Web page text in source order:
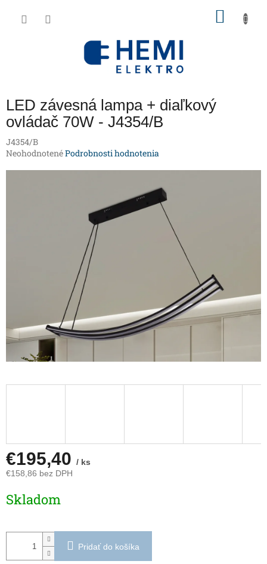
LED závesná lampa + diaľkový
ovládač 70W - J4354/B
J4354/B
Priemerné
NeohodnotenéPodrobnosti hodnotenia
€195,40 / ks
€158,86 bez DPH
cena:
Skladom
Pridať do košíka